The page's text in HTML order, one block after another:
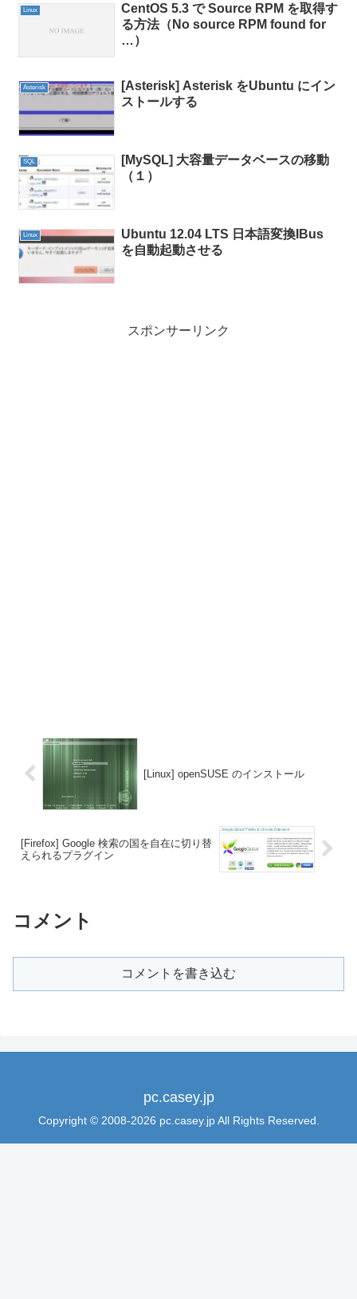
Linux
CentOS 5.3 で Source RPM を取得す
る方法（No source RPM found for
…）
Asterisk
[Asterisk] Asterisk をUbuntu にイン
ストールする
SQL
[MySQL] 大容量データベースの移動
（１）
Linux
Ubuntu 12.04 LTS 日本語変換IBus
を自動起動させる
スポンサーリンク
[Linux] openSUSE のインストール
[Firefox] Google 検索の国を自在に切り替
えられるプラグイン
コメント
コメントを書き込む
pc.casey.jp
Copyright © 2008-2026 pc.casey.jp All Rights Reserved.